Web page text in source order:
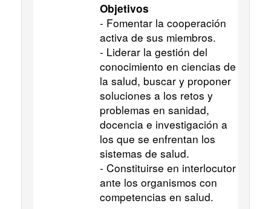
Objetivos
- Fomentar la cooperación
activa de sus miembros.
- Liderar la gestión del
conocimiento en ciencias de
la salud, buscar y proponer
soluciones a los retos y
problemas en sanidad,
docencia e investigación a
los que se enfrentan los
sistemas de salud.
- Constituirse en interlocutor
ante los organismos con
competencias en salud.